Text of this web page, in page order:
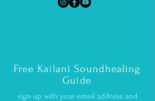
Free Kailani Soundhealing
Guide
sign up with your email address and